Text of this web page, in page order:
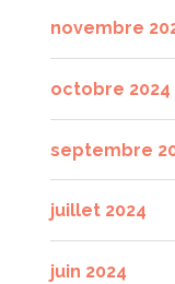
novembre
octobre 2024
septembre
juillet 2024
juin 2024